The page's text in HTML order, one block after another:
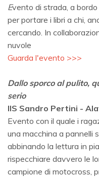
Evento di strada, a
per portare i libri a chi,
cercando. In
nuvole
Guarda l'evento >>>
Dallo sporco al pulito,
serio
IIS Sandro Pertini -
Evento con il quale i
una macchina a pannelli
abbinando la lettura in
rispecchiare davvero le
campione di motocross,